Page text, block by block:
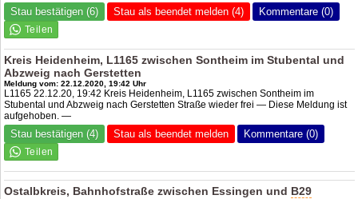
Stau bestätigen (6) Stau als beendet melden (4) Kommentare (0)
Kreis Heidenheim, L1165 zwischen Sontheim im Stubental und
Abzweig nach Gerstetten
Meldung vom: 22.12.2020, 19:42 Uhr
L1165 22.12.20, 19:42 Kreis Heidenheim, L1165 zwischen Sontheim im
Stubental und Abzweig nach Gerstetten Straße wieder frei — Diese Meldung ist
aufgehoben. —
Stau bestätigen (4) Stau als beendet melden Kommentare (0)
Ostalbkreis, Bahnhofstraße zwischen Essingen und B29